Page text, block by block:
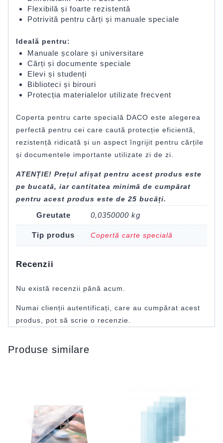
Flexibilă și foarte rezistentă
Potrivită pentru cărți și manuale speciale
Ideală pentru:
Manuale școlare și universitare
Cărți și documente speciale
Elevi și studenți
Biblioteci și birouri
Protecția materialelor utilizate frecvent
Coperta pentru carte specială DACO este alegerea
perfectă pentru cei care caută protecție eficientă,
rezistență ridicată și un aspect îngrijit pentru cărțile
și documentele importante utilizate zi de zi.
ATENȚIE! Prețul afișat pentru acest produs este
pe bucată, iar cantitatea minimă de cumpărat
pentru acest produs este de 25 bucăți.
Greutate 0,0350000 kg
Tip produs Copertă carte specială
Recenzii
Nu există recenzii până acum.
Numai clienții autentificați, care au cumpărat acest
produs, pot să scrie o recenzie.
Produse similare